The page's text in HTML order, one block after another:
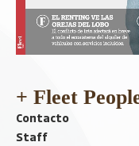
+ Fleet
Contacto
Staff